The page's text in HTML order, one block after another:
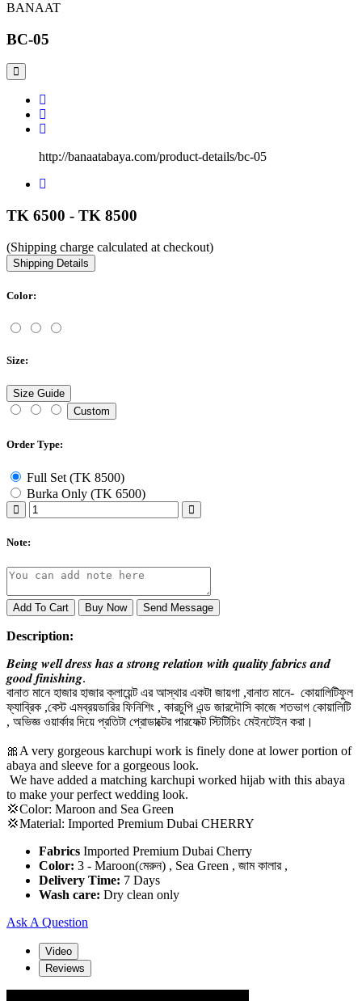
BANAAT
BC-05
http://banaatabaya.com/product-details/bc-05
TK 6500 - TK 8500
(Shipping charge calculated at checkout)
Shipping Details
Color:
Size:
Size Guide
Custom
Order Type:
Full Set (TK 8500)
Burka Only (TK 6500)
Note:
Add To Cart Buy Now Send Message
Description:
𝑩𝒆𝒊𝒏𝒈 𝒘𝒆𝒍𝒍 𝒅𝒓𝒆𝒔𝒔 𝒉𝒂𝒔 𝒂 𝒔𝒕𝒓𝒐𝒏𝒈 𝒓𝒆𝒍𝒂𝒕𝒊𝒐𝒏 𝒘𝒊𝒕𝒉 𝒒𝒖𝒂𝒍𝒊𝒕𝒚 𝒇𝒂𝒃𝒓𝒊𝒄𝒔 𝒂𝒏𝒅
𝒈𝒐𝒐𝒅 𝒇𝒊𝒏𝒊𝒔𝒉𝒊𝒏𝒈.
বানাত মানে হাজার হাজার ক্লায়েন্ট এর আস্থার একটা জায়গা ,বানাত মানে- কোয়ালিটিফুল
ফ্যাব্রিক ,বেস্ট এমব্রয়ডারির ফিনিশিং , কারচুপি এন্ড জারদৌসি কাজে শতভাগ কোয়ালিটি
, অভিজ্ঞ ওয়ার্কার দিয়ে প্রতিটা প্রোডাক্টের পারফেক্ট স্টিটিচিং মেইনটেইন করা।
🎀A very gorgeous karchupi work is finely done at lower portion of
abaya and sleeve for a gorgeous look.
We have added a matching karchupi worked hijab with this abaya
to make your perfect wedding look.
💢Color: Maroon and Sea Green
💢Material: Imported Premium Dubai CHERRY
Fabrics Imported Premium Dubai Cherry
Color: 3 - Maroon(মেরুন) , Sea Green , জাম কালার ,
Delivery Time: 7 Days
Wash care: Dry clean only
Ask A Question
Video
Reviews